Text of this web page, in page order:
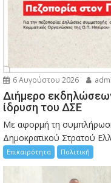
6 Αυγούστου 2026
Διήμερο
ίδρυση του ΔΣΕ
Με αφορμή τη
Δημοκρατικού Στρατού
Επικαιρότητα Πολιτική